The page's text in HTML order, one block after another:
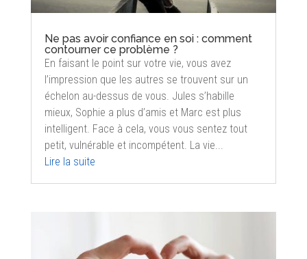
Ne pas avoir confiance en soi : comment
contourner ce problème ?
En faisant le point sur votre vie, vous avez
l’impression que les autres se trouvent sur un
échelon au-dessus de vous. Jules s’habille
mieux, Sophie a plus d’amis et Marc est plus
intelligent. Face à cela, vous vous sentez tout
petit, vulnérable et incompétent. La vie...
Lire la suite